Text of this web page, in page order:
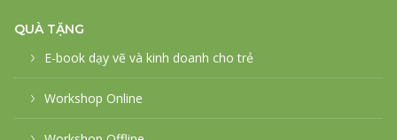
QUÀ TẶNG
E-book dạy vẽ và kinh doanh cho trẻ
Workshop Online